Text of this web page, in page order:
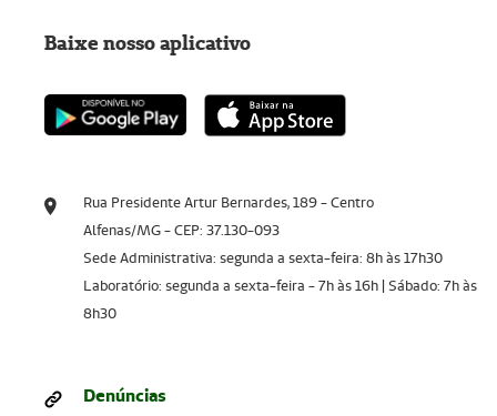
Rua Presidente Artur Bernardes, 189 - Centro
Alfenas/MG - CEP: 37.130-093
Sede Administrativa: segunda a sexta-feira: 8h às 17h30
Laboratório: segunda a sexta-feira - 7h às 16h | Sábado: 7h às
8h30
Denúncias
Baixe nosso aplicativo